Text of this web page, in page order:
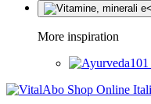
More inspiration